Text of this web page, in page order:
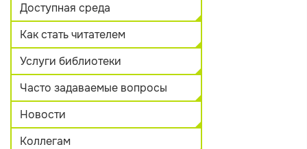
Доступная среда
Как стать читателем
Услуги библиотеки
Часто задаваемые вопросы
Новости
Коллегам